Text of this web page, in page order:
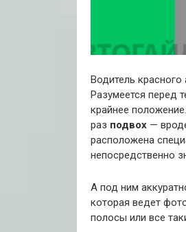
Водитель красного
Разумеется перед
крайнее
раз подвох —
расположена
непосредственно
А под ним
которая ведет
полосы или все